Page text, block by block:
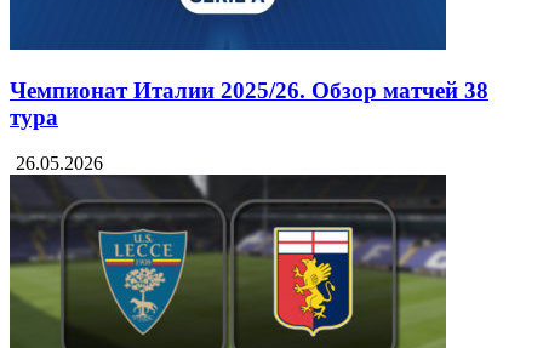
Чемпионат Италии 2025/26. Обзор матчей 38
тура
26.05.2026